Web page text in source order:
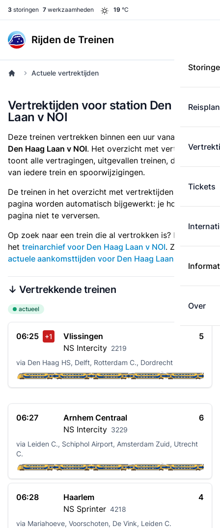
3 storingen 7 werkzaamheden 19 °C
Rijden de Treinen
Tickets
Over
Actuele vertrektijden
Vertrektijden voor station Den Haag
Laan v NOI
Deze treinen vertrekken binnen een uur vanaf
Den Haag Laan v NOI. Het overzicht met vertrektijden
toont alle vertragingen, uitgevallen treinen, de lengte
van iedere trein en spoorwijzigingen.
De treinen in het overzicht met vertrektijden op deze
pagina worden automatisch bijgewerkt: je hoeft de
pagina niet te verversen.
Op zoek naar een trein die al vertrokken is? Bekijk dan
het treinarchief voor Den Haag Laan v NOI. Zie ook
actuele aankomsttijden voor Den Haag Laan v NOI
↓ Vertrekkende treinen
actueel
06:25 +1
Vlissingen
NS Intercity 2219
5
via Den Haag HS, Delft, Rotterdam C., Dordrecht
06:27
Arnhem Centraal
NS Intercity 3229
6
via Leiden C., Schiphol Airport, Amsterdam Zuid, Utrecht
C.
06:28
Haarlem
NS Sprinter 4218
4
via Mariahoeve, Voorschoten, De Vink, Leiden C.